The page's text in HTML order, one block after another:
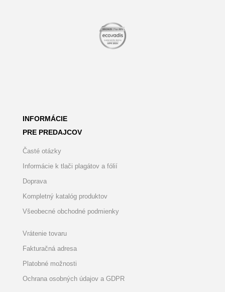
INFORMÁCIE
PRE PREDAJCOV
Časté otázky
Informácie k tlači plagátov a fólií
Doprava
Kompletný katalóg produktov
Všeobecné obchodné podmienky
Vrátenie tovaru
Fakturačná adresa
Platobné možnosti
Ochrana osobných údajov a GDPR